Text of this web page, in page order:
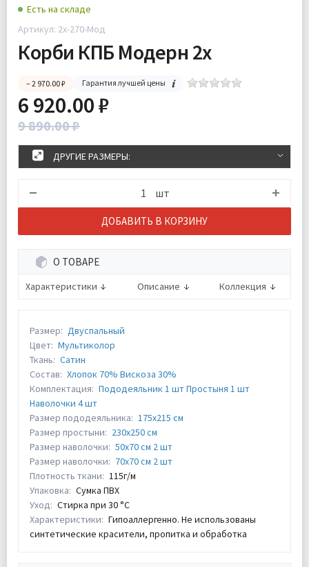
Есть на складе
Артикул: 2x-270-Мод
Корби КПБ Модерн 2х
– 2 970.00 ₽ Гарантия лучшей цены
6 920.00 ₽
9 890.00 ₽
ДРУГИЕ РАЗМЕРЫ:
шт
ДОБАВИТЬ В КОРЗИНУ
О ТОВАРЕ
Характеристики Описание Коллекция
Размер: Двуспальный
Цвет: Мультиколор
Ткань: Сатин
Состав: Хлопок 70% Вискоза 30%
Комплектация: Пододеяльник 1 шт Простыня 1 шт
Наволочки 4 шт
Размер пододеяльника: 175х215 см
Размер простыни: 230х250 см
Размер наволочки: 50х70 см 2 шт
Размер наволочки: 70х70 см 2 шт
Плотность ткани: 115г/м
Упаковка: Сумка ПВХ
Уход: Стирка при 30 °С
Характеристики: Гипоаллергенно. Не использованы
синтетические красители, пропитка и обработка